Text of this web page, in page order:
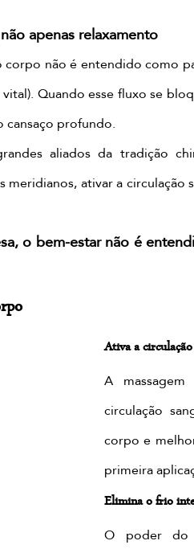
matcha
apenas relaxamento
corpo não é entendido como
Quando esse fluxo se
profundo.
aliados da tradição
ativar a circulação
o bem-estar não é
Ativa a circulação
A
circulação
corpo e
primeira
Elimina o frio
O poder do